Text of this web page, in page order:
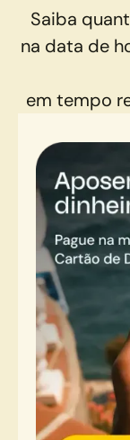
Saiba
na data de
em tempo